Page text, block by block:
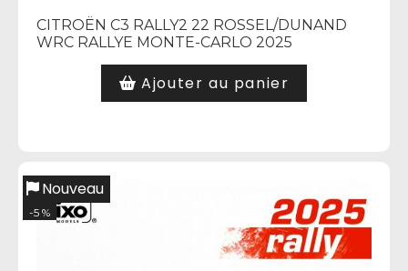
CITROËN C3 RALLY2 22 ROSSEL/DUNAND
WRC RALLYE MONTE-CARLO 2025
Ajouter au panier
Nouveau
-5 %